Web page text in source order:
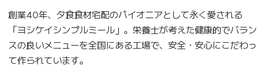
創業40年、夕食食材宅配のパイオニアとして永く愛される
「ヨシケイシンプルミール」。栄養士が考えた健康的でバラン
スの良いメニューを全国にある工場で、安全・安心にこだわっ
て作られています。